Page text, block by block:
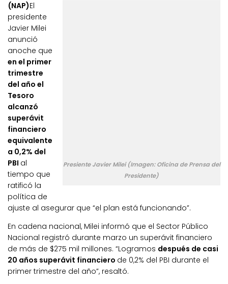
Presiente Javier Milei (Imagen: Oficina de Prensa del
Presidente)
(NAP)El
presidente
Javier Milei
anunció
anoche que
en el primer
trimestre
del año el
Tesoro
alcanzó
superávit
financiero
equivalente
a 0,2% del
PBI al
tiempo que
ratificó la
política de
ajuste al asegurar que “el plan está funcionando”.
En cadena nacional, Milei informó que el Sector Público
Nacional registró durante marzo un superávit financiero
de más de $275 mil millones. “Logramos después de casi
20 años superávit financiero de 0,2% del PBI durante el
primer trimestre del año”, resaltó.